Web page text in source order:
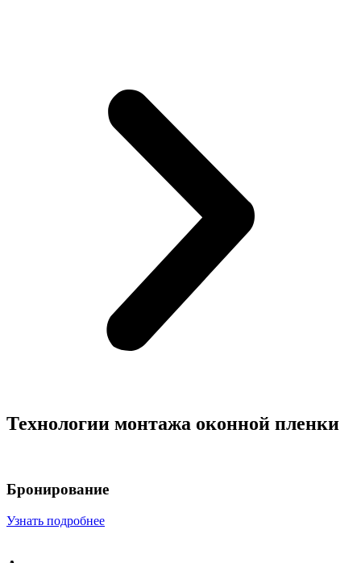
Технологии монтажа оконной пленки
Бронирование
Узнать подробнее